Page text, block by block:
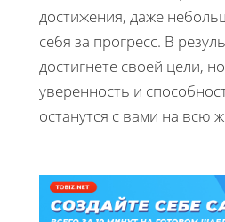
достижения, даже
себя за прогресс. В
достигнете своей цели,
уверенность и
останутся с вами на всю